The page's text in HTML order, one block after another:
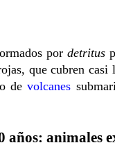
por detritus
que cubren
devolcanes
años: animales